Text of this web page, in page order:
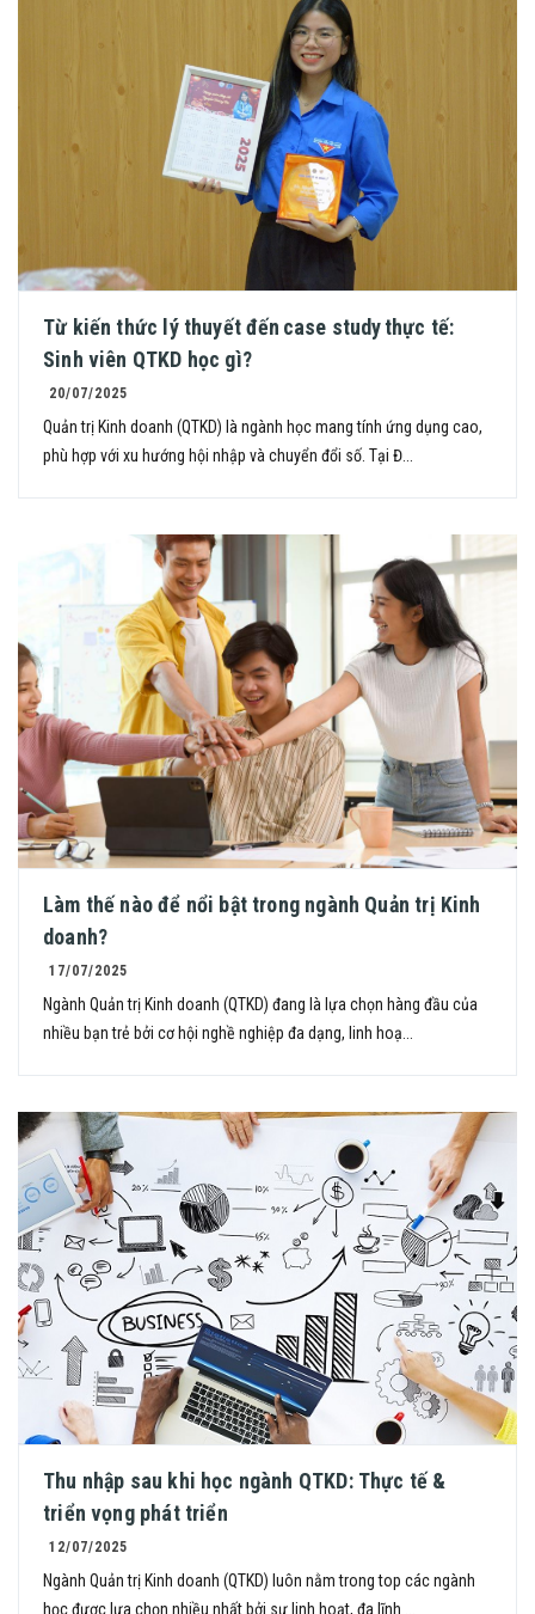
Từ kiến thức lý thuyết đến case study thực tế:
Sinh viên QTKD học gì?
20/07/2025
Quản trị Kinh doanh (QTKD) là ngành học mang tính ứng dụng cao,
phù hợp với xu hướng hội nhập và chuyển đổi số. Tại Đ...
Làm thế nào để nổi bật trong ngành Quản trị Kinh
doanh?
17/07/2025
Ngành Quản trị Kinh doanh (QTKD) đang là lựa chọn hàng đầu của
nhiều bạn trẻ bởi cơ hội nghề nghiệp đa dạng, linh hoạ...
Thu nhập sau khi học ngành QTKD: Thực tế &
triển vọng phát triển
12/07/2025
Ngành Quản trị Kinh doanh (QTKD) luôn nằm trong top các ngành
học được lựa chọn nhiều nhất bởi sự linh hoạt, đa lĩnh ...